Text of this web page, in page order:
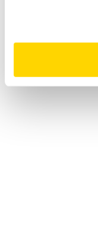
website niet